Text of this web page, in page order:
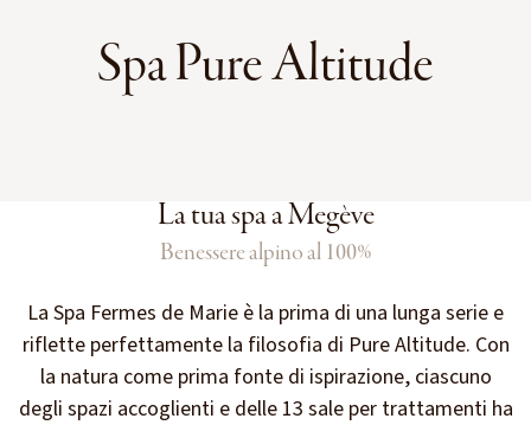
Spa Pure Altitude
La tua spa a Megève
Benessere alpino al 100%
La Spa Fermes de Marie è la prima di una lunga serie e
riflette perfettamente la filosofia di Pure Altitude. Con
la natura come prima fonte di ispirazione, ciascuno
degli spazi accoglienti e delle 13 sale per trattamenti ha